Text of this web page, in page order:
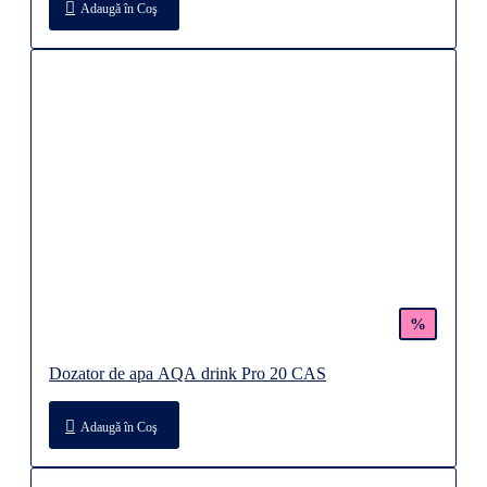
Adaugă în Coş
%
Dozator de apa AQA drink Pro 20 CAS
Adaugă în Coş